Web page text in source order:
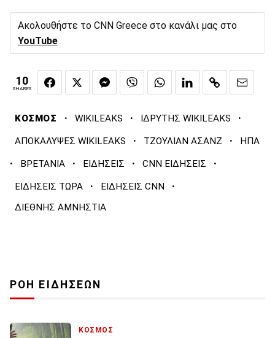
Ακολουθήστε το CNN Greece στο κανάλι μας στο
YouTube
10
SHARES
ΚΟΣΜΟΣ · WIKILEAKS · ΙΔΡΥΤΗΣ WIKILEAKS ·
ΑΠΟΚΑΛΥΨΕΣ WIKILEAKS · ΤΖΟΥΛΙΑΝ ΑΣΑΝΖ · ΗΠΑ
· ΒΡΕΤΑΝΙΑ · ΕΙΔΗΣΕΙΣ · CNN ΕΙΔΗΣΕΙΣ ·
ΕΙΔΗΣΕΙΣ ΤΩΡΑ · ΕΙΔΗΣΕΙΣ CNN ·
ΔΙΕΘΝΗΣ ΑΜΝΗΣΤΙΑ
ΡΟΗ ΕΙΔΗΣΕΩΝ
ΚΟΣΜΟΣ